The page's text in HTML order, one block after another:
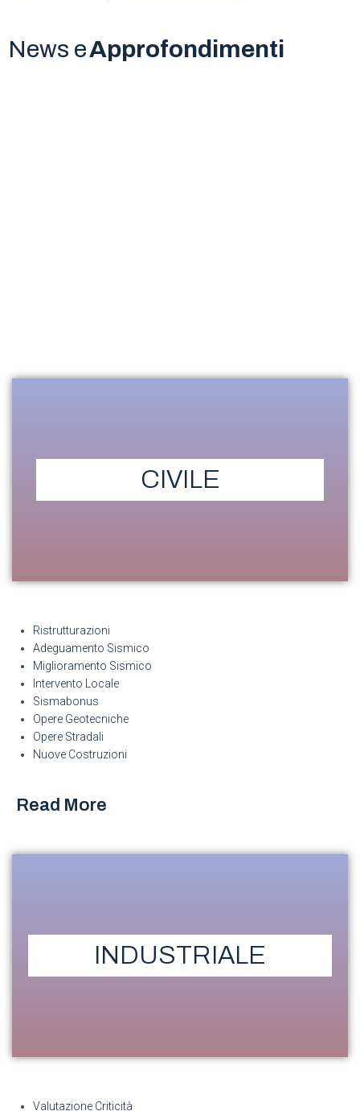
News eApprofondimenti
CIVILE
Ristrutturazioni
Adeguamento Sismico
Miglioramento Sismico
Intervento Locale
Sismabonus
Opere Geotecniche
Opere Stradali
Nuove Costruzioni
Read More
INDUSTRIALE
Valutazione Criticità